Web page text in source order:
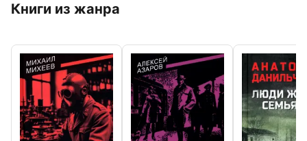
Книги из жанра